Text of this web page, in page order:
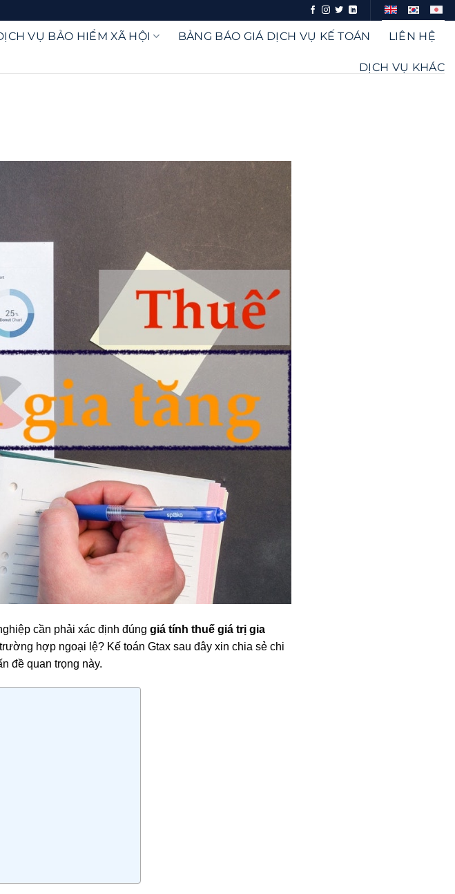
VỤ BẢO HIỂM XÃ HỘI BẢNG BÁO GIÁ DỊCH VỤ KẾ TOÁN LIÊN HỆ
DỊCH VỤ KHÁC
cần phải xác định đúng giá tính thuế giá trị gia
hợp ngoại lệ? Kế toán Gtax sau đây xin chia sẻ chi
đề quan trọng này.